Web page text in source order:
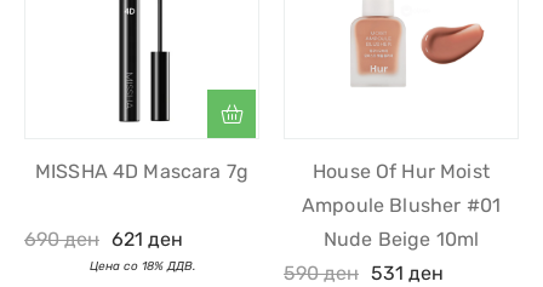
MISSHA 4D Mascara 7g
690ден 621 ден
House Of Hur Moist
Ampoule Blusher #01
Nude Beige 10ml
590ден 531 ден